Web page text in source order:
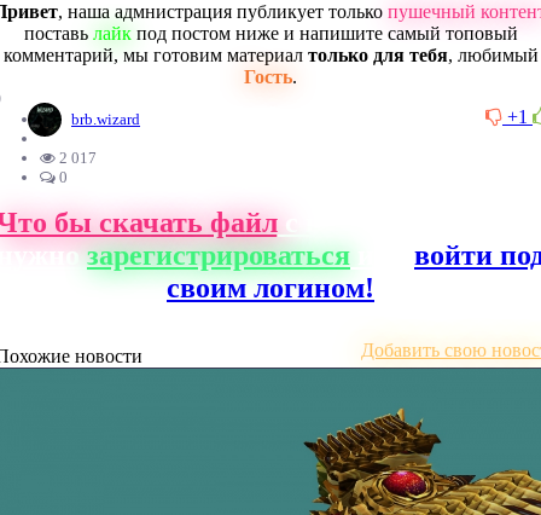
, наша адмнистрация публикует только пушечный
поставь лайкпод постом ниже и напишите самый топовый
комментарий, мы готовим материал только для тебя, любимый
Гость.
+1
brb.wizard
2 017
0
бы скачать файлс нашего сайта,
зарегистрироваться
войти
своим логином!
новости Добавить свою